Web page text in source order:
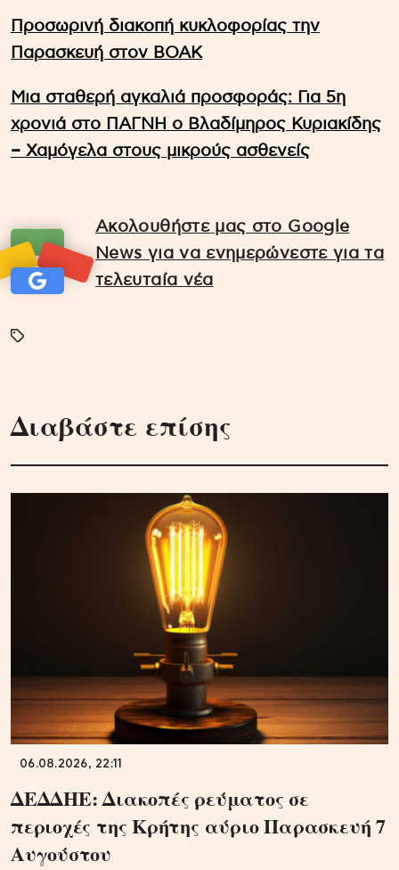
Προσωρινή διακοπή κυκλοφορίας την
Παρασκευή στον ΒΟΑΚ
Μια σταθερή αγκαλιά προσφοράς: Για 5η
χρονιά στο ΠΑΓΝΗ ο Βλαδίμηρος Κυριακίδης
– Χαμόγελα στους μικρούς ασθενείς
Ακολουθήστε μας στο Google
News για να ενημερώνεστε για τα
τελευταία νέα
Διαβάστε επίσης
06.08.2026, 22:11
ΔΕΔΔΗΕ: Διακοπές ρεύματος σε
περιοχές της Κρήτης αύριο Παρασκευή 7
Αυγούστου